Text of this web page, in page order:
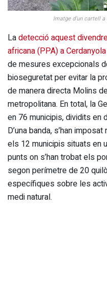
Imatge d’un cartell
Ladetecció aquest
africana (PPA) a
de mesures excepcionals
bioseguretat per evitar la
de manera directa Molins
metropolitana. En total, la
en 76 municipis, dividits en
D’una banda, s’han
els 12 municipis situats en
punts on s’han trobat els
segon perímetre de 20
específiques sobre les
medi natural.